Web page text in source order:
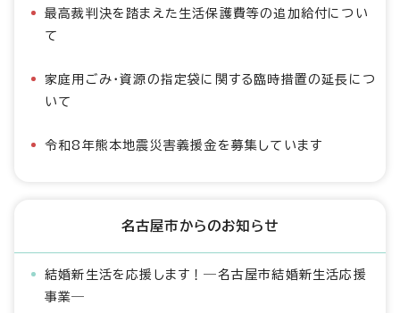
最高裁判決を踏まえた生活保護費等の追加給付につい
て
家庭用ごみ・資源の指定袋に関する臨時措置の延長につ
いて
令和8年熊本地震災害義援金を募集しています
名古屋市からのお知らせ
結婚新生活を応援します！―名古屋市結婚新生活応援
事業―